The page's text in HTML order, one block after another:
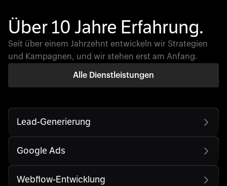
Über 10 Jahre Erfahrung.
Seit über einem Jahrzehnt entwickeln wir Strategien
und Kampagnen, und wir stehen erst am Anfang.
Alle Dienstleistungen
Lead-Generierung
Google Ads
Webflow-Entwicklung